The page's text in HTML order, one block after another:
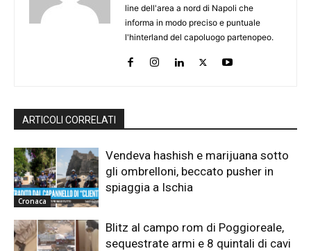
line dell'area a nord di Napoli che
informa in modo preciso e puntuale
l'hinterland del capoluogo partenopeo.
ARTICOLI CORRELATI
Cronaca
Vendeva hashish e marijuana sotto
gli ombrelloni, beccato pusher in
spiaggia a Ischia
Blitz al campo rom di Poggioreale,
sequestrate armi e 8 quintali di cavi